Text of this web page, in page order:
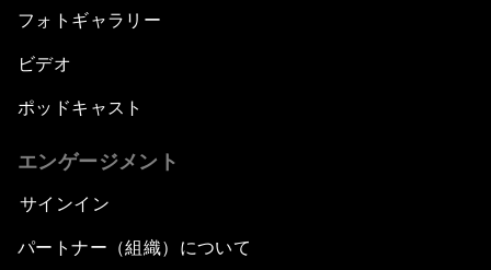
フォトギャラリー
ビデオ
ポッドキャスト
エンゲージメント
サインイン
パートナー（組織）について